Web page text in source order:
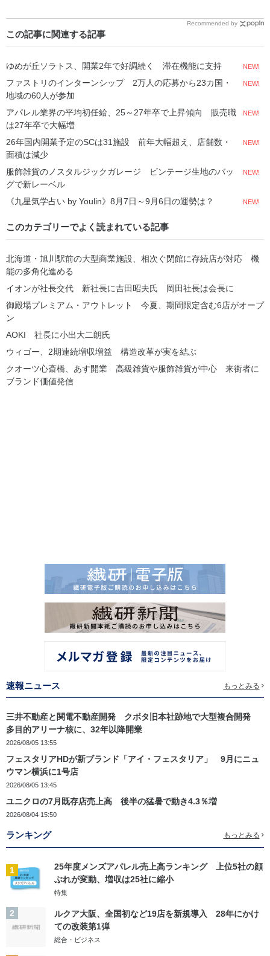
Recommended by
この記事に関連する記事
ゆめが丘ソラトス、開業2年で好調続く 滞在機能に支持 NEW!
ファストリのインターンシップ 2万人の応募から23カ国・
地域の60人が参加
NEW!
アパレル業界の平均初任給、25～27年卒で上昇傾向 販売職
は27年卒で大幅増
NEW!
26年国内開業予定のSCは31施設 前年大幅超え、店舗数・
面積は減少
NEW!
服飾雑貨のノスタルジックガレージ ビンテージ生地のバッ
グで新レーベル
NEW!
《九星気学占い by Youlin》8月7日～9月6日の運勢は？ NEW!
このカテゴリーでよく読まれている記事
北海道・旭川駅前の大型商業施設、相次ぐ閉館に存続店が対応 機
能の多角化進める
イオンが社長交代 新社長に吉田昭夫氏 岡田社長は会長に
御殿場プレミアム・アウトレット 今夏、期間限定含む6店がオープ
ン
AOKI 社長に小出大二朗氏
ウィゴー、2期連続増収増益 構造改革が実を結ぶ
クオーツ心斎橋、あす開業 高級雑貨や服飾雑貨が中心 来街者に
ブランド価値発信
速報ニュース もっとみる
三井不動産と関電不動産開発 クボタ旧本社跡地で大型複合開発
多目的アリーナ核に、32年以降開業
2026/08/05 13:55
フェスタリアHDが新ブランド「アイ・フェスタリア」 9月にニュ
ウマン横浜に1号店
2026/08/05 13:45
ユニクロの7月既存店売上高 後半の猛暑で動き4.3％増
2026/08/04 15:50
ランキング もっとみる
1
25年度メンズアパレル売上高ランキング 上位5社の顔
ぶれが変動、増収は25社に縮小
特集
2
ルクア大阪、全国初など19店を新規導入 28年にかけ
ての改装第1弾
総合・ビジネス